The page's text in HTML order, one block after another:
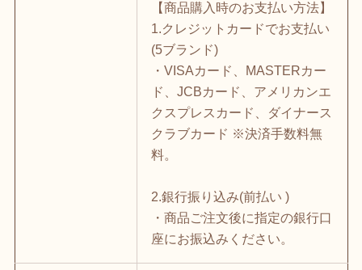
【商品購入時のお支払い方法】
1.クレジットカードでお支払い
(5ブランド)
・VISAカード、MASTERカー
ド、JCBカード、アメリカンエ
クスプレスカード、ダイナース
クラブカード ※決済手数料無
料。
2.銀行振り込み(前払い )
・商品ご注文後に指定の銀行口
座にお振込みください。